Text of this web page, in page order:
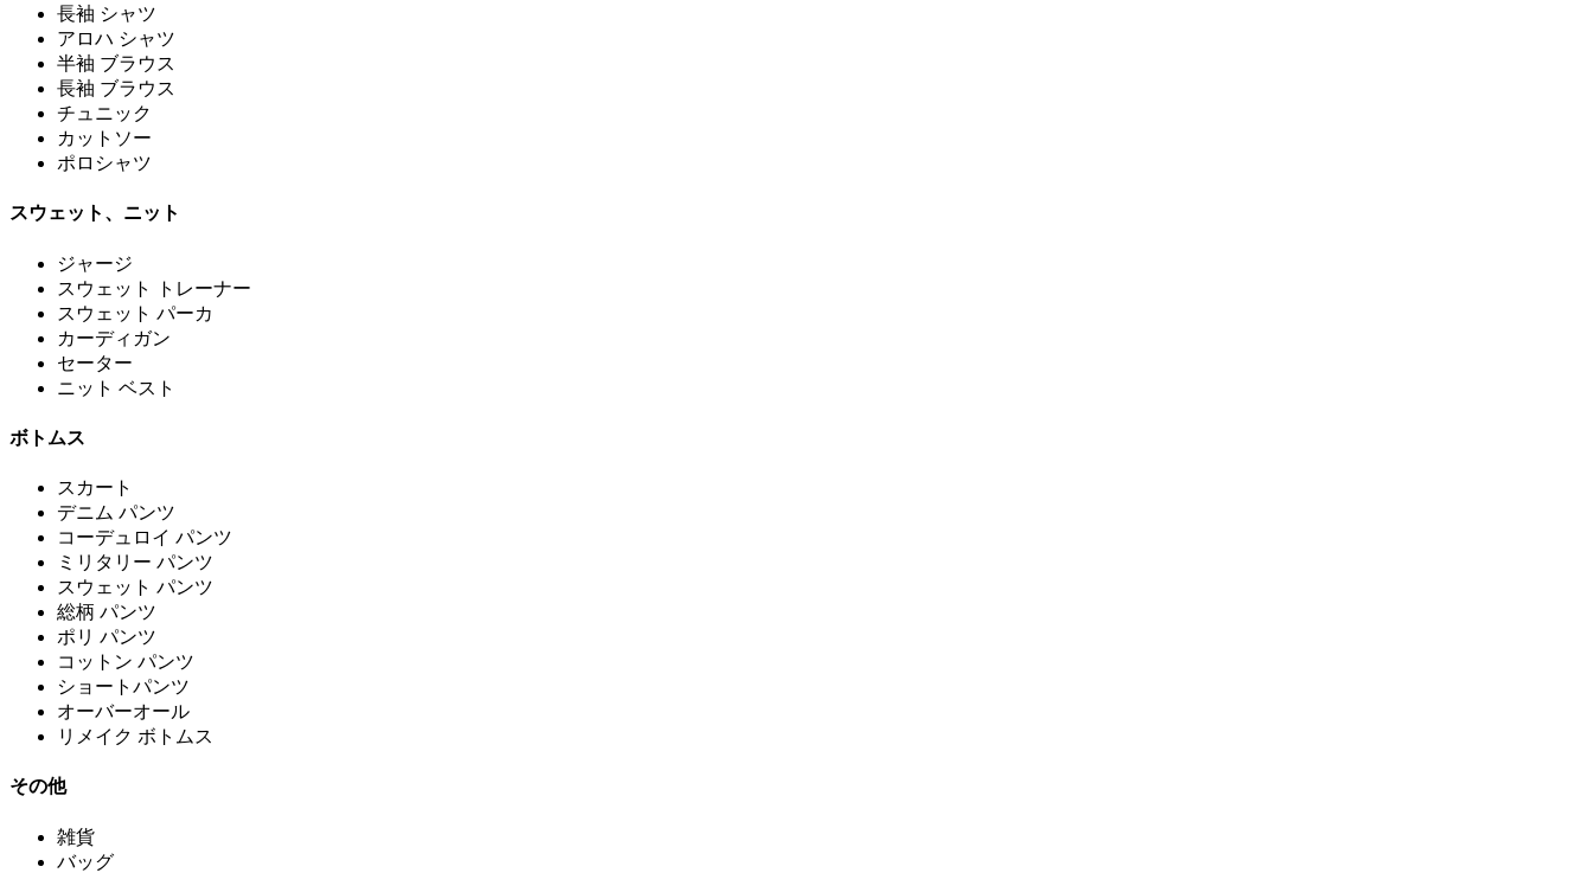
長袖 シャツ
アロハ シャツ
半袖 ブラウス
長袖 ブラウス
チュニック
カットソー
ポロシャツ
スウェット、ニット
ジャージ
スウェット トレーナー
スウェット パーカ
カーディガン
セーター
ニット ベスト
ボトムス
スカート
デニム パンツ
コーデュロイ パンツ
ミリタリー パンツ
スウェット パンツ
総柄 パンツ
ポリ パンツ
コットン パンツ
ショートパンツ
オーバーオール
リメイク ボトムス
その他
雑貨
バッグ